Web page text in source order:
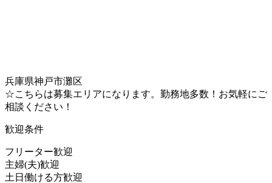
兵庫県神戸市灘区
☆こちらは募集エリアになります。勤務地多数！お気軽にご
相談ください！
歓迎条件
フリーター歓迎
主婦(夫)歓迎
土日働ける方歓迎